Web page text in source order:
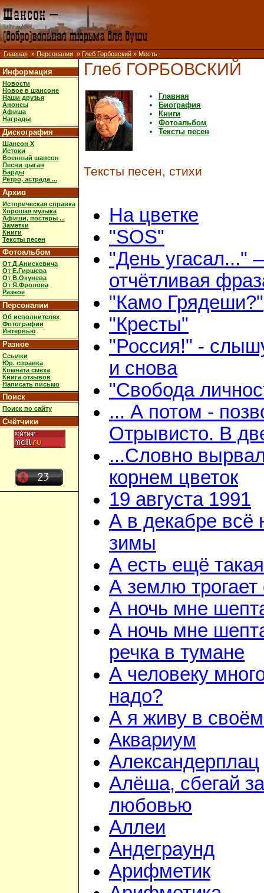
Главная » Персоналии » Глеб Горбовский » Месть
Информация
Новости
Новое в шансоне
Наши друзья
Анонсы
Афиша
Награды
Дискография
Шансон X
Истоки
Военный шансон
Песни цыган
Барды
Ретро, эстрада ...
Архив
Историческая справка
Хорошая музыка
Афиши, постеры ...
Заметки
Книги
Тексты песен
Фотоальбом
От Д.Анискевича
От Е.Гиршева
От В.Окунева
От Я.Фролова
Разное
Персоналии
Об исполнителях
Фотографии
Интервью
Разное
Ссылки
Юр. справка
Комната смеха
Книга отзывов
Написать письмо
Поиск
Поиск по сайту
Счётчики
Глеб ГОРБОВСКИЙ
Главная
Биография
Книги
Фотоальбом
Тексты песен
Тексты песен, стихи
На цветке
"SOS"
"День угасал..."
отчётливая
"Камо Грядеши?"
"Кресты"
"Россия!" -
и снова
"Свобода
... А потом -
Отрывисто. В
...Словно
корнем цветок
19 августа 1991
А в декабре всё
зимы
А есть ещё
А землю трогает
А ночь мне
А ночь мне
речка в тумане
А человеку
надо?
А я живу в своём
Аквариум
Александерплац
Алёша, сбегай за
любовью
Аллеи
Андеграунд
Арифметик